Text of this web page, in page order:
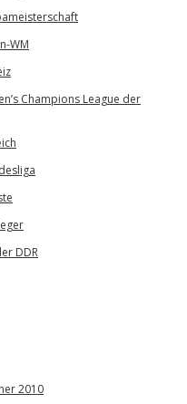
WM
Champions League der
DDR
2010